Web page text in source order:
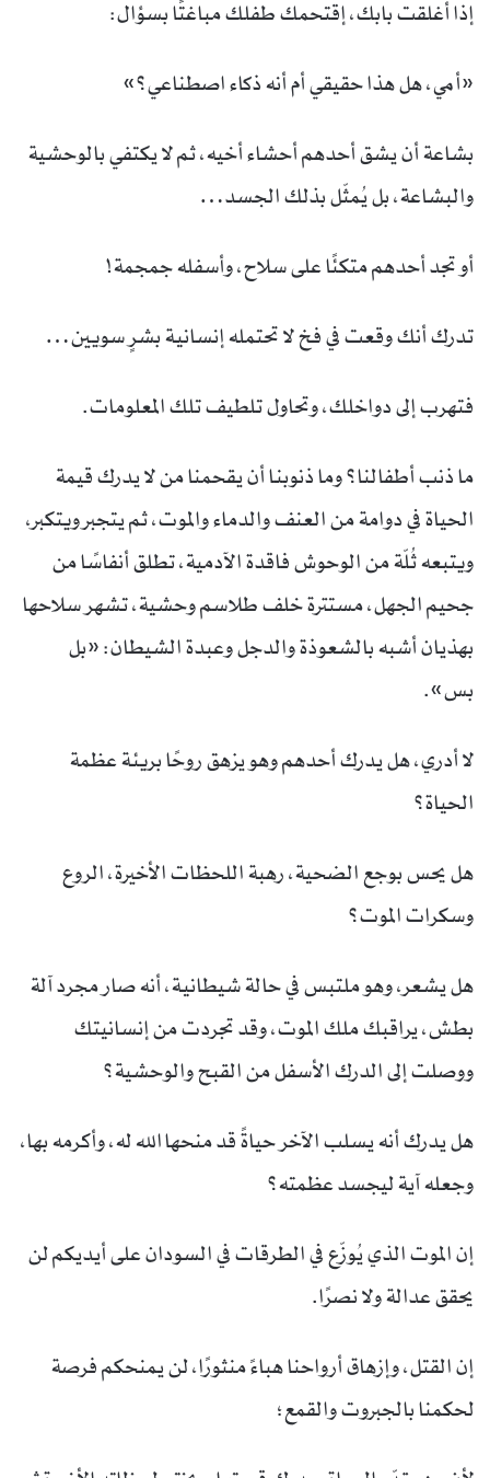
إذا أغلقت بابك، إقتحمك طفلك مباغتًا بسؤال:
«أمي، هل هذا حقيقي أم أنه ذكاء اصطناعي؟»
بشاعة أن يشق أحدهم أحشاء أخيه، ثم لا يكتفي بالوحشية
والبشاعة، بل يُمثّل بذلك الجسد…
أو تجد أحدهم متكئًا على سلاح، وأسفله جمجمة!
تدرك أنك وقعت في فخ لا تحتمله إنسانية بشرٍ سويين…
فتهرب إلى دواخلك، وتحاول تلطيف تلك المعلومات.
ما ذنب أطفالنا؟ وما ذنوبنا أن يقحمنا من لا يدرك قيمة
الحياة في دوامة من العنف والدماء والموت، ثم يتجبر ويتكبر،
ويتبعه ثُلّة من الوحوش فاقدة الآدمية، تطلق أنفاسًا من
جحيم الجهل، مستترة خلف طلاسم وحشية، تشهر سلاحها
بهذيان أشبه بالشعوذة والدجل وعبدة الشيطان: «بل
بس».
لا أدري، هل يدرك أحدهم وهو يزهق روحًا بريئة عظمة
الحياة؟
هل يحس بوجع الضحية، رهبة اللحظات الأخيرة، الروع
وسكرات الموت؟
هل يشعر، وهو ملتبس في حالة شيطانية، أنه صار مجرد آلة
بطش، يراقبك ملك الموت، وقد تجردت من إنسانيتك
ووصلت إلى الدرك الأسفل من القبح والوحشية؟
هل يدرك أنه يسلب الآخر حياةً قد منحها الله له، وأكرمه بها،
وجعله آية ليجسد عظمته؟
إن الموت الذي يُوزّع في الطرقات في السودان على أيديكم لن
يحقق عدالة ولا نصرًا.
إن القتل، وإزهاق أرواحنا هباءً منثورًا، لن يمنحكم فرصة
لحكمنا بالجبروت والقمع؛